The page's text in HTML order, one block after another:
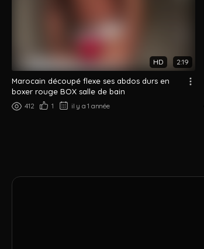
HD 2:19
Marocain découpé flexe ses abdos durs en
boxer rouge BOX salle de bain
412 1 il y a 1 année